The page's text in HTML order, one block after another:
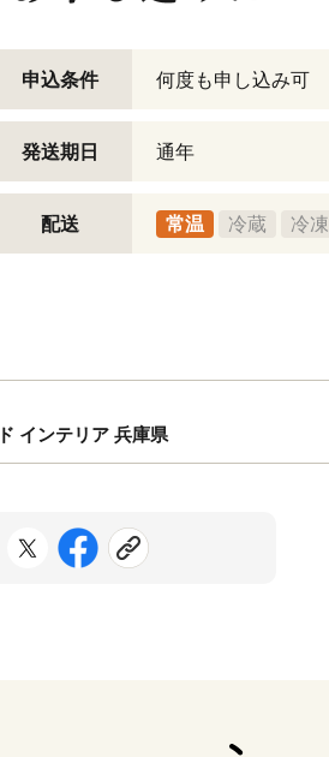
申込条件 何度も申し込み可
発送期日 通年
配送 常温 冷蔵 冷凍
インテリア 兵庫県